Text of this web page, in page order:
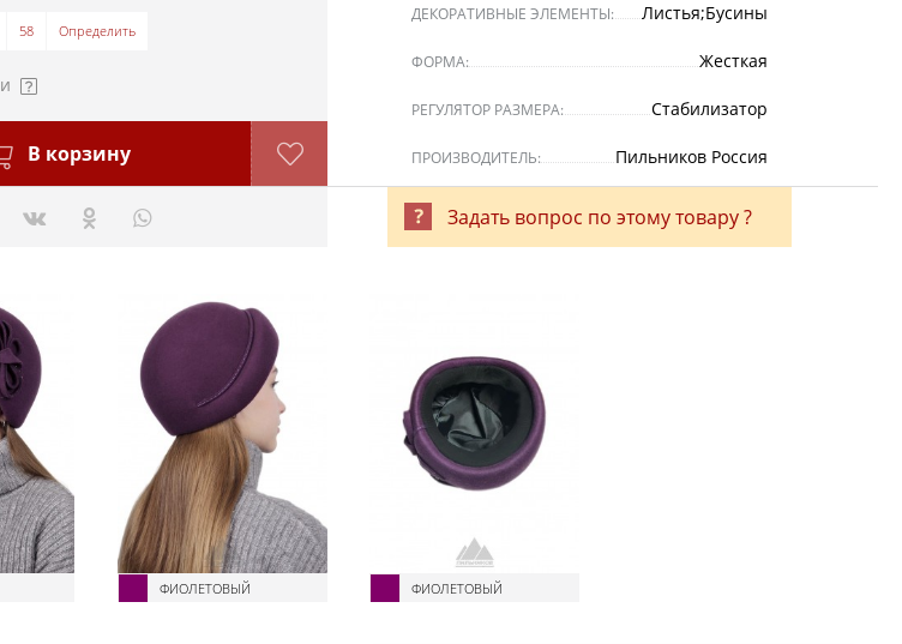
58 Определить
В корзину
ДЕКОРАТИВНЫЕ ЭЛЕМЕНТЫ: Листья;Бусины
ФОРМА: Жесткая
РЕГУЛЯТОР РАЗМЕРА: Стабилизатор
ПРОИЗВОДИТЕЛЬ: Пильников Россия
Задать вопрос по этому товару ?
ФИОЛЕТОВЫЙ ФИОЛЕТОВЫЙ